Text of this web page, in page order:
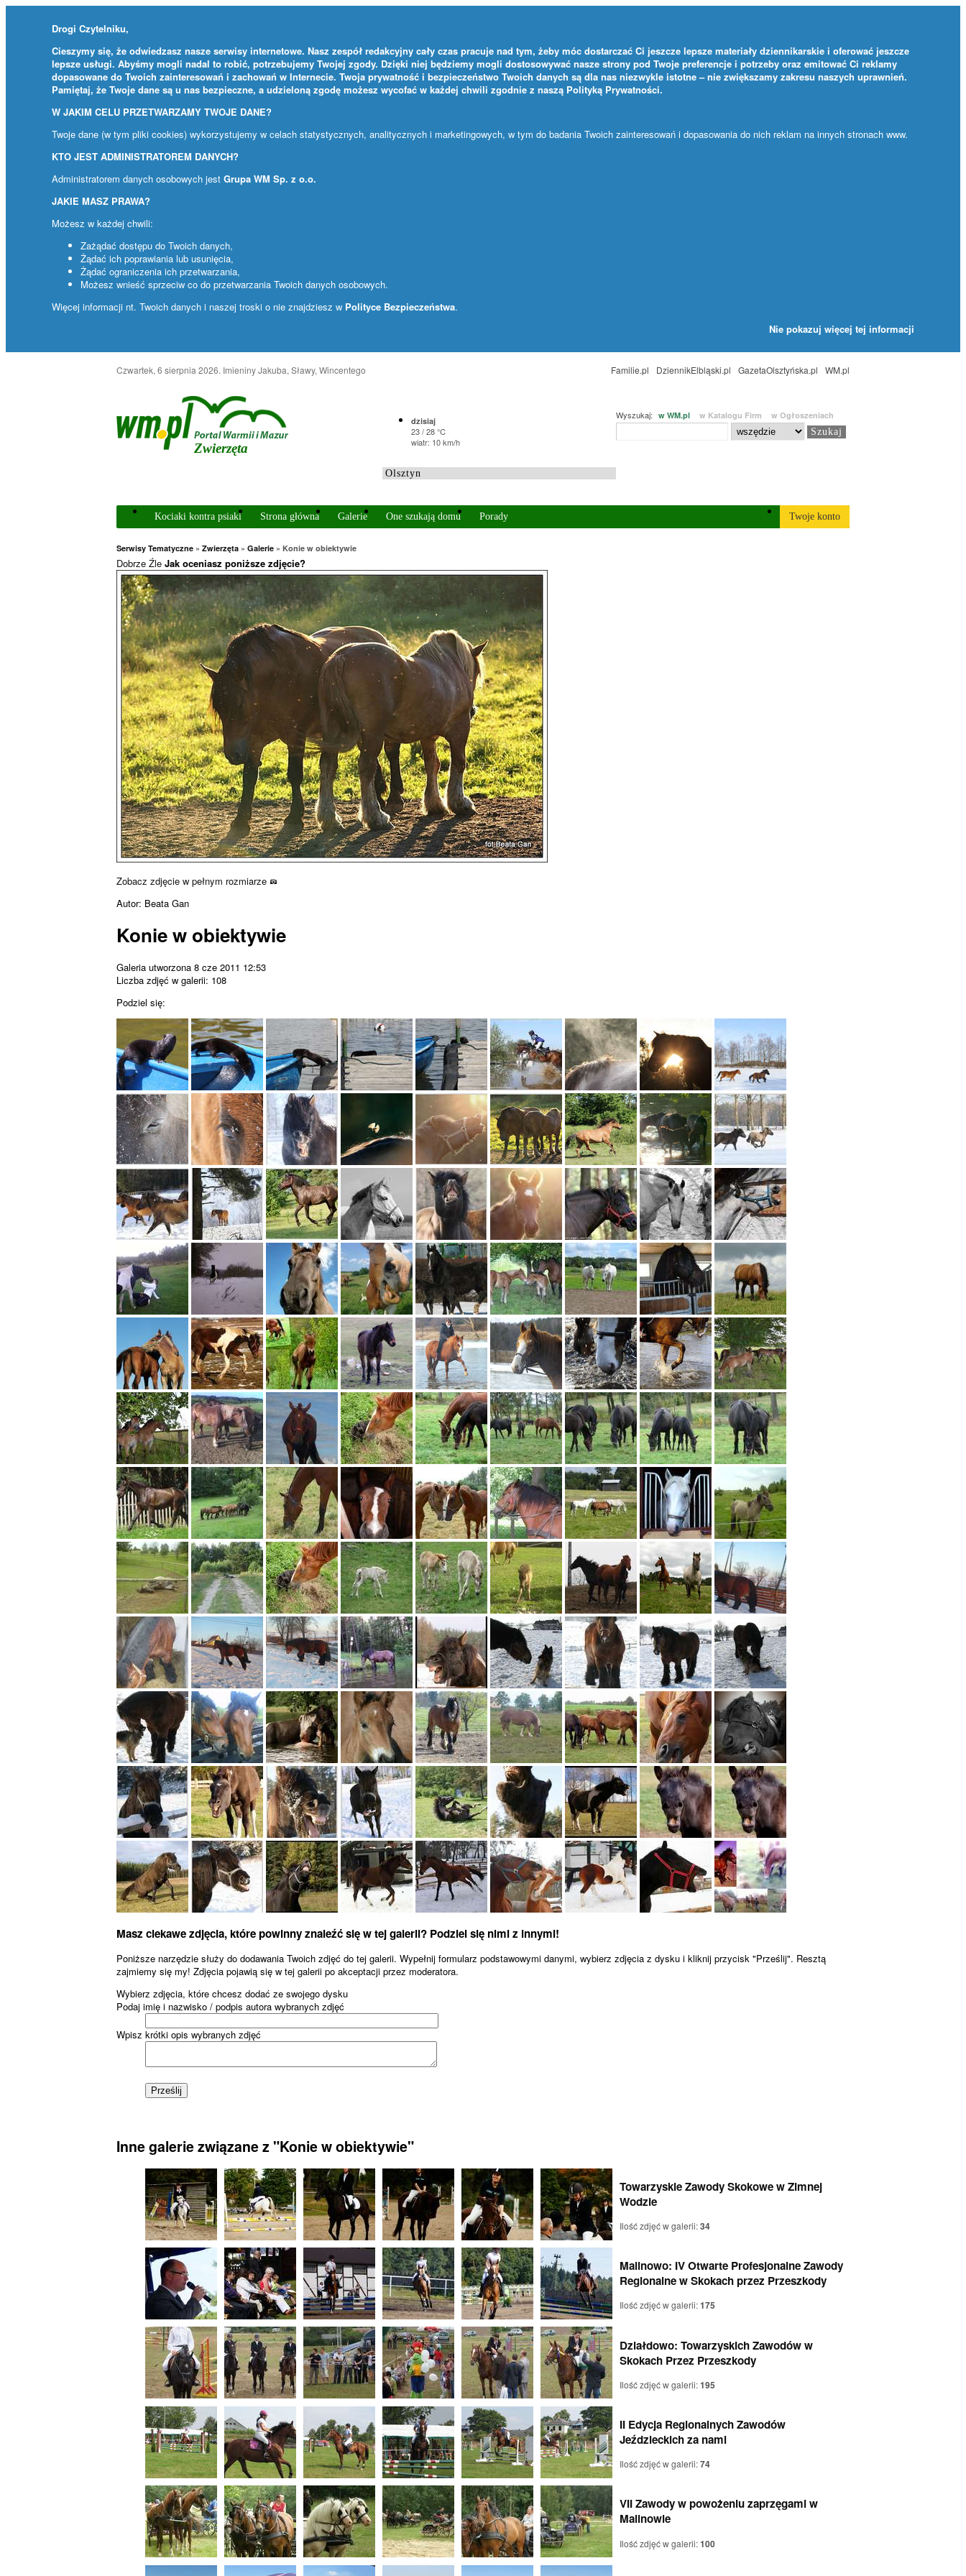
Drogi Czytelniku,
Cieszymy się, że odwiedzasz nasze serwisy internetowe. Nasz zespół redakcyjny cały czas pracuje nad tym, żeby móc dostarczać Ci jeszcze lepsze materiały dziennikarskie i oferować jeszcze
lepsze usługi. Abyśmy mogli nadal to robić, potrzebujemy Twojej zgody. Dzięki niej będziemy mogli dostosowywać nasze strony pod Twoje preferencje i potrzeby oraz emitować Ci reklamy
dopasowane do Twoich zainteresowań i zachowań w Internecie. Twoja prywatność i bezpieczeństwo Twoich danych są dla nas niezwykle istotne – nie zwiększamy zakresu naszych uprawnień.
Pamiętaj, że Twoje dane są u nas bezpieczne, a udzieloną zgodę możesz wycofać w każdej chwili zgodnie z naszą Polityką Prywatności.
W JAKIM CELU PRZETWARZAMY TWOJE DANE?
Twoje dane (w tym pliki cookies) wykorzystujemy w celach statystycznych, analitycznych i marketingowych, w tym do badania Twoich zainteresowań i dopasowania do nich reklam na innych stronach www.
KTO JEST ADMINISTRATOREM DANYCH?
Administratorem danych osobowych jest Grupa WM Sp. z o.o.
JAKIE MASZ PRAWA?
Możesz w każdej chwili:
Zażądać dostępu do Twoich danych,
Żądać ich poprawiania lub usunięcia,
Żądać ograniczenia ich przetwarzania,
Możesz wnieść sprzeciw co do przetwarzania Twoich danych osobowych.
Więcej informacji nt. Twoich danych i naszej troski o nie znajdziesz w Polityce Bezpieczeństwa.
Nie pokazuj więcej tej informacji
Czwartek, 6 sierpnia 2026. Imieniny Jakuba, Sławy, Wincentego WM.pl
GazetaOlsztyńska.pl
DziennikElbląski.pl
Familie.pl
Zwierzęta
Wyszukaj: w WM.pl w Katalogu Firm w Ogłoszeniach
dzisiaj
23 / 28 °C
wiatr: 10 km/h
Kociaki kontra psiaki Strona główna Galerie One szukają domu Porady Twoje konto
Serwisy Tematyczne » Zwierzęta » Galerie » Konie w obiektywie
Dobrze Źle Jak oceniasz poniższe zdjęcie?
Zobacz zdjęcie w pełnym rozmiarze
Autor: Beata Gan
Konie w obiektywie
Galeria utworzona 8 cze 2011 12:53
Liczba zdjęć w galerii: 108
Podziel się:
Masz ciekawe zdjęcia, które powinny znaleźć się w tej galerii? Podziel się nimi z innymi!
Poniższe narzędzie służy do dodawania Twoich zdjęć do tej galerii. Wypełnij formularz podstawowymi danymi, wybierz zdjęcia z dysku i kliknij przycisk "Prześlij". Resztą
zajmiemy się my! Zdjęcia pojawią się w tej galerii po akceptacji przez moderatora.
Wybierz zdjęcia, które chcesz dodać ze swojego dysku
Podaj imię i nazwisko / podpis autora wybranych zdjęć
Wpisz krótki opis wybranych zdjęć
Inne galerie związane z "Konie w obiektywie"
Towarzyskie Zawody Skokowe w Zimnej
Wodzie
Ilość zdjęć w galerii:34
Malinowo: IV Otwarte Profesjonalne Zawody
Regionalne w Skokach przez Przeszkody
Ilość zdjęć w galerii:175
Działdowo: Towarzyskich Zawodów w
Skokach Przez Przeszkody
Ilość zdjęć w galerii:195
II Edycja Regionalnych Zawodów
Jeździeckich za nami
Ilość zdjęć w galerii:74
VII Zawody w powożeniu zaprzęgami w
Malinowie
Ilość zdjęć w galerii:100